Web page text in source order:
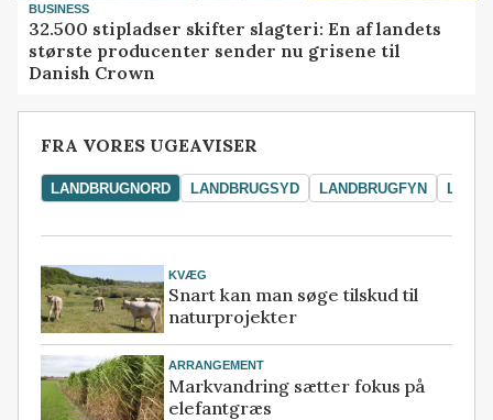
BUSINESS
32.500 stipladser skifter slagteri: En af landets
største producenter sender nu grisene til
Danish Crown
FRA VORES UGEAVISER
LANDBRUGNORD LANDBRUGSYD LANDBRUGFYN
KVÆG
Snart kan man søge tilskud til
naturprojekter
ARRANGEMENT
Markvandring sætter fokus på
elefantgræs